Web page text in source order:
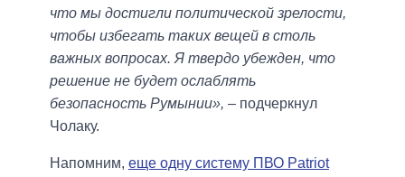
что мы достигли политической зрелости,
чтобы избегать таких вещей в столь
важных вопросах. Я твердо убежден, что
решение не будет ослаблять
безопасность Румынии», – подчеркнул
Чолаку.
Напомним, еще одну систему ПВО Patriot